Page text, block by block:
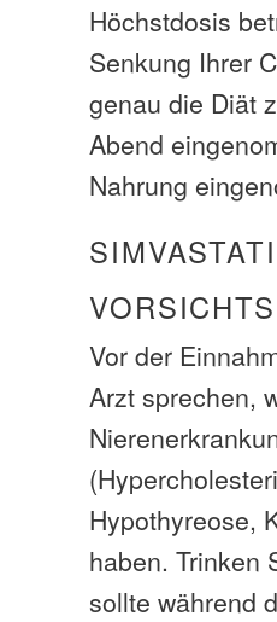
Höchstdosis
Senkung Ihrer
genau die Diät
Abend
Nahrung
Vor der
Arzt sprechen,
Hypothyreose,
haben. Trinken
sollte während